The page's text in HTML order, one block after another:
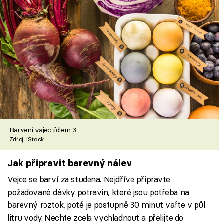
Barvení vajec jídlem 3
Zdroj: iStock
Jak připravit barevný nálev
Vejce se barví za studena. Nejdříve připravte
požadované dávky potravin, které jsou potřeba na
barevný roztok, poté je postupně 30 minut vařte v půl
litru vody. Nechte zcela vychladnout a přelijte do